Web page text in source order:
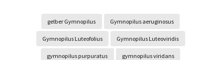
gelber Gymnopilus Gymnopilus aeruginosus
Gymnopilus Luteofolius Gymnopilus Luteoviridis
gymnopilus purpuratus gymnopilus viridans